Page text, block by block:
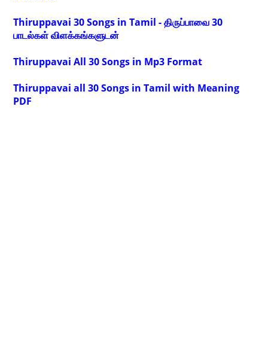
Thiruppavai 30 Songs in Tamil - திருப்பாவை 30
பாடல்கள் விளக்கங்களுடன்
Thiruppavai All 30 Songs in Mp3 Format
Thiruppavai all 30 Songs in Tamil with Meaning
PDF